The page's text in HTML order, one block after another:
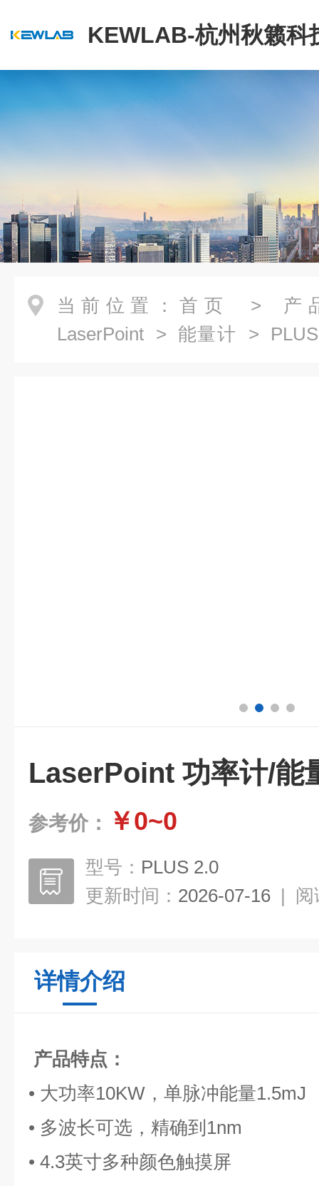
KEWLAB-杭州秋籁科
公司
当前位置： 首页 > 产
LaserPoint > 能量计 > PLUS
LaserPoint 功率计/能
参考价： ￥0~0
型号： PLUS 2.0
更新时间： 2026-07-16 | 阅
详情介绍
产品特点：
• 大功率10KW，单脉冲能量1.5mJ
• 多波长可选，精确到1nm
• 4.3英寸多种颜色触摸屏